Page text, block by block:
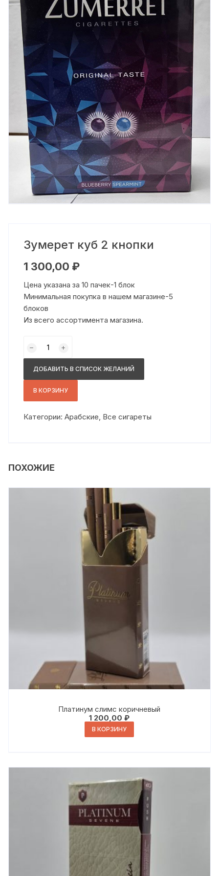
Зумерет куб 2 кнопки
1 300,00 ₽
Цена указана за 10 пачек-1 блок
Минимальная покупка в нашем магазине-5
блоков
Из всего ассортимента магазина.
товара
Зумерет
кнопки
ДОБАВИТЬ В СПИСОК ЖЕЛАНИЙ
В КОРЗИНУ
Категории:Арабские, Все сигареты
ПОХОЖИЕ
Платинум слимс коричневый
1 200,00₽
В КОРЗИНУ